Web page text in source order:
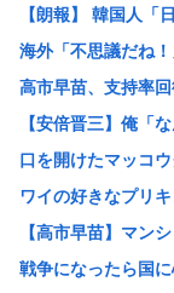
ガチで死にたい時
中国人「中国では
「あきれてモノが
X民「北欧は税金
独身女性(46)「子
【画像】Hカップ
ウクライナがモス
【平成レジェンド
【朗報】 韓国人「
海外「不思議だね
高市早苗、支持率
【安倍晋三】俺「
口を開けたマッコ
ワイの好きなプリ
【高市早苗】マン
戦争になったら国